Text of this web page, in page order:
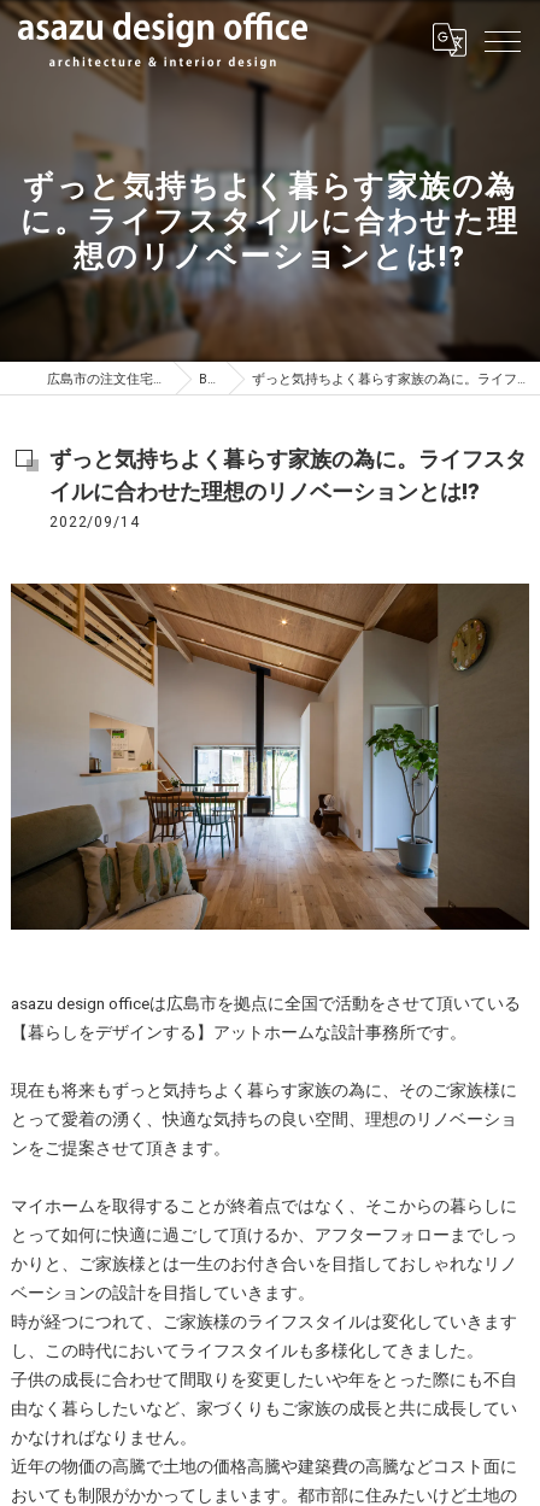
ずっと気持ちよく暮らす家族の為
に。ライフスタイルに合わせた理
想のリノベーションとは!?
広島市の注文住宅はasazu design office BLOG ずっと気持ちよく暮らす家族の為に。ライフスタイルに合わせた理想のリノベーションとは!?
ずっと気持ちよく暮らす家族の為に。ライフスタ
イルに合わせた理想のリノベーションとは!?
2022/09/14
asazu design officeは広島市を拠点に全国で活動をさせて頂いている
【暮らしをデザインする】アットホームな設計事務所です。
現在も将来もずっと気持ちよく暮らす家族の為に、そのご家族様に
とって愛着の湧く、快適な気持ちの良い空間、理想のリノベーショ
ンをご提案させて頂きます。
マイホームを取得することが終着点ではなく、そこからの暮らしに
とって如何に快適に過ごして頂けるか、アフターフォローまでしっ
かりと、ご家族様とは一生のお付き合いを目指しておしゃれなリノ
ベーションの設計を目指していきます。
時が経つにつれて、ご家族様のライフスタイルは変化していきます
し、この時代においてライフスタイルも多様化してきました。
子供の成長に合わせて間取りを変更したいや年をとった際にも不自
由なく暮らしたいなど、家づくりもご家族の成長と共に成長してい
かなければなりません。
近年の物価の高騰で土地の価格高騰や建築費の高騰などコスト面に
おいても制限がかかってしまいます。都市部に住みたいけど土地の